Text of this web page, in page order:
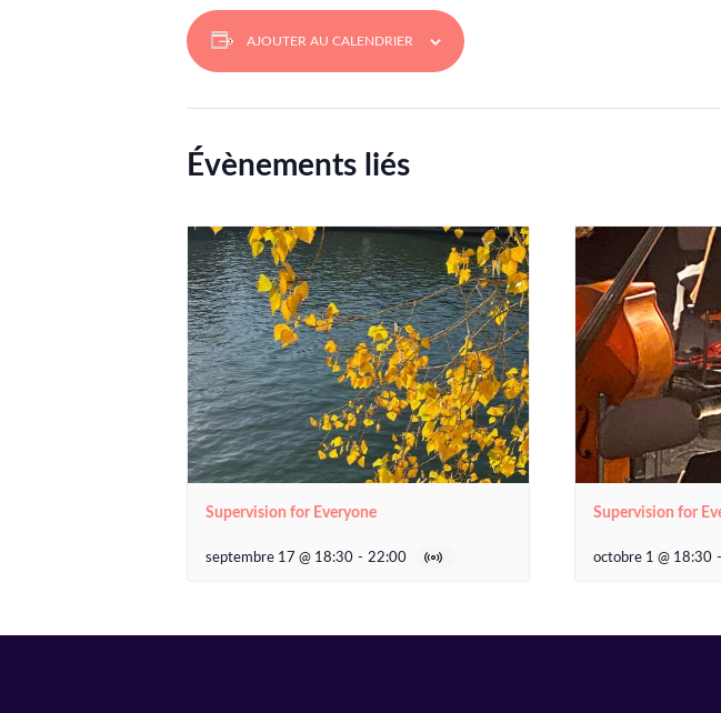
AJOUTER AU CALENDRIER
Évènements liés
Supervision for Everyone
septembre 17 @ 18:30 - 22:00
Supervision for
octobre 1 @ 18:30 -